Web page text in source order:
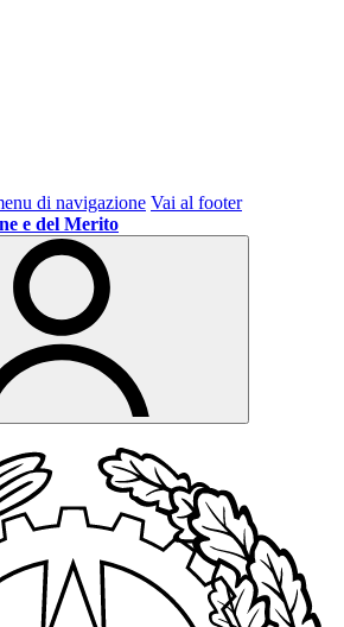
di navigazione Vai al footer
e del Merito